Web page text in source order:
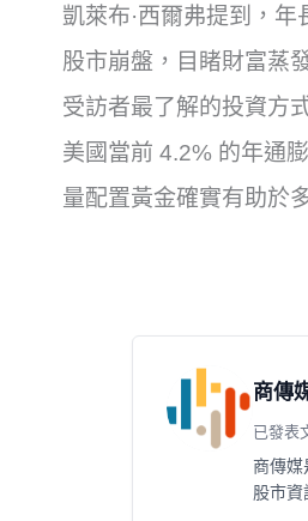
凱萊布·西爾弗提到，
股市崩盤，目睹財富蒸
受訪者最了解的投資方
美國當前 4.2% 的年通
量配置黃金確實有助於
商傳
已發表
商傳媒
股市資